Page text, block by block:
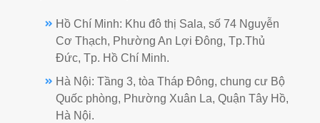
Hồ Chí Minh: Khu đô thị Sala, số 74 Nguyễn
Cơ Thạch, Phường An Lợi Đông, Tp.Thủ
Đức, Tp. Hồ Chí Minh.
Hà Nội: Tầng 3, tòa Tháp Đông, chung cư Bộ
Quốc phòng, Phường Xuân La, Quận Tây Hồ,
Hà Nội.